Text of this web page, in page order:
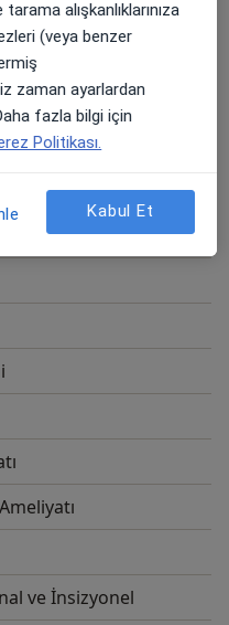
Cerrahi
ve İnsizyonel
alışkanlıklarınıza
(veya benzer
zaman ayarlardan
fazla bilgi için
Politikası.
Kabul Et